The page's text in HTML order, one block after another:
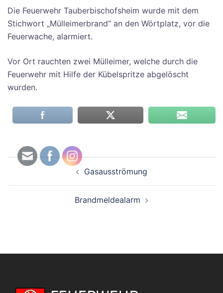
Die Feuerwehr Tauberbischofsheim wurde mit dem
Stichwort „Mülleimerbrand“ an den Wörtplatz, vor die
Feuerwache, alarmiert.
Vor Ort rauchten zwei Mülleimer, welche durch die
Feuerwehr mit Hilfe der Kübelspritze abgelöscht
wurden.
Beitragsnavigation
Gasausströmung
Brandmeldealarm